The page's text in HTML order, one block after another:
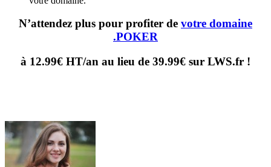
N’attendez plus pour profiter de votre domaine
.POKER
à 12.99€ HT/an au lieu de 39.99€ sur LWS.fr !